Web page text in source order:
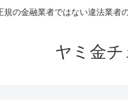
の金融業者ではない違法業
ヤミ金